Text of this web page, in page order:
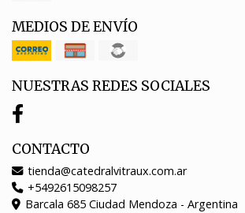
MEDIOS DE ENVÍO
NUESTRAS REDES SOCIALES
CONTACTO
tienda@catedralvitraux.com.ar
+5492615098257
Barcala 685 Ciudad Mendoza - Argentina